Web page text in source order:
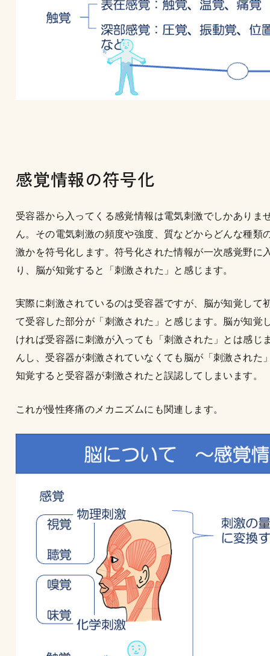
感覚情報の符号化
受容器から入ってくる感覚情報は電気刺激でしかありま
ん。その電気刺激の頻度や強度、質などからどんな種類
激かを符号化します。符号化された情報が一次感覚野に
り、脳が知覚すると「刺激された」と感じます。
実際に刺激されているのは受容器ですが、脳が知覚して
て受容した部分が「刺激された」と感じます。脳が知覚
ければ受容器に刺激が入っても「刺激された」とは感じ
んし、受容器が刺激されていなくても脳が「刺激された
知覚すると受容器が刺激されたと誤認してしまいます。
これが慢性疼痛のメカニズムにも関連します。